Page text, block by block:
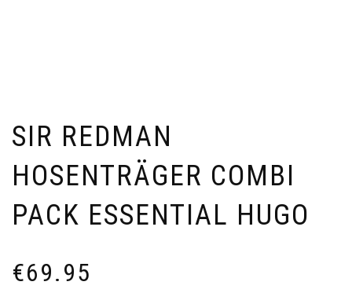
SIR REDMAN
HOSENTRÄGER COMBI
PACK ESSENTIAL HUGO
€69.95